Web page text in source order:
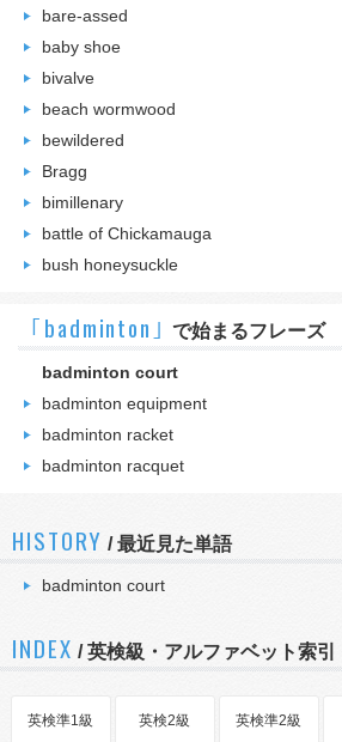
bare-assed
baby shoe
bivalve
beach wormwood
bewildered
Bragg
bimillenary
battle of Chickamauga
bush honeysuckle
｢badminton｣ で始まるフレーズ
badminton court
badminton equipment
badminton racket
badminton racquet
HISTORY /最近見た単語
badminton court
INDEX / 英検級・アルファベット索引
英検準1級 英検2級 英検準2級